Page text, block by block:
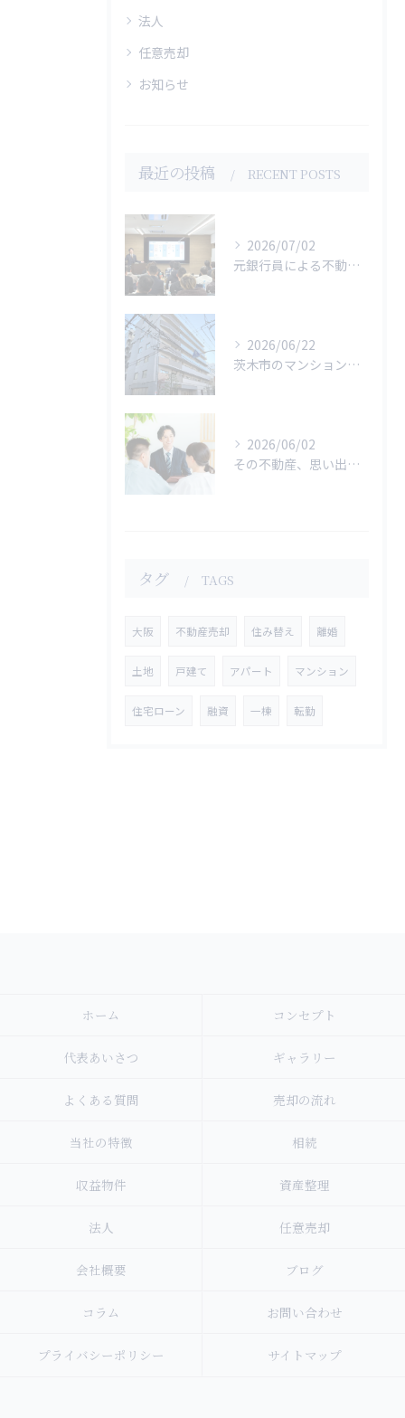
法人
任意売却
お知らせ
最近の投稿 RECENT POSTS
2026/07/02
元銀行員による不動産×融資セミナーを開催いたしました。
2026/06/22
茨木市のマンション売却が無事に完了しました
2026/06/02
その不動産、思い出のままにしていませんか？大阪の不動産売却なら株式会社KOTT
タグ TAGS
大阪 不動産売却 住み替え 離婚
土地 戸建て アパート マンション
住宅ローン 融資 一棟 転勤
ホーム コンセプト
代表あいさつ ギャラリー
よくある質問 売却の流れ
当社の特徴 相続
収益物件 資産整理
法人 任意売却
会社概要 ブログ
コラム お問い合わせ
プライバシーポリシー サイトマップ